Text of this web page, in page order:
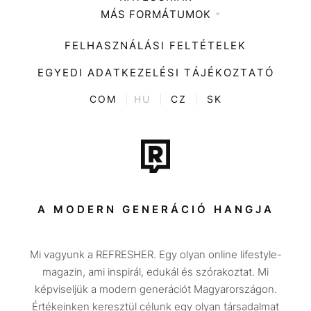
Zene
Divat
Kultúra
ENTR
Tech-Tudomány
Sport
Társadalom
Utazás
Életmód
MÁS FORMÁTUMOK
FELHASZNÁLÁSI FELTÉTELEK
EGYEDI ADATKEZELÉSI TÁJÉKOZTATÓ
COM HU CZ SK
A MODERN GENERÁCIÓ HANGJA
Mi vagyunk a REFRESHER. Egy olyan online lifestyle-
magazin, ami inspirál, edukál és szórakoztat. Mi
képviseljük a modern generációt Magyarországon.
Értékeinken keresztül célunk egy olyan társadalmat